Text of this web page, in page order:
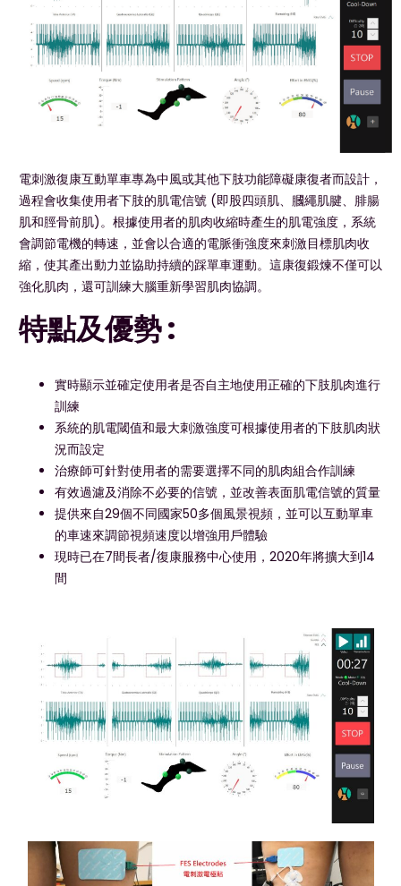
電刺激復康互動單車專為中風或其他下肢功能障礙康復者而設計，
過程會收集使用者下肢的肌電信號 (即股四頭肌、膕繩肌腱、腓腸
肌和脛骨前肌)。根據使用者的肌肉收縮時產生的肌電強度，系統
會調節電機的轉速，並會以合適的電脈衝強度來刺激目標肌肉收
縮，使其產出動力並協助持續的踩單車運動。這康復鍛煉不僅可以
強化肌肉，還可訓練大腦重新學習肌肉協調。
特點及優勢 :
實時顯示並確定使用者是否自主地使用正確的下肢肌肉進行
訓練
系統的肌電閾值和最大刺激強度可根據使用者的下肢肌肉狀
況而設定
治療師可針對使用者的需要選擇不同的肌肉組合作訓練
有效過濾及消除不必要的信號，並改善表面肌電信號的質量
提供來自29個不同國家50多個風景視頻，並可以互動單車
的車速來調節視頻速度以增強用戶體驗
現時已在7間長者/復康服務中心使用，2020年將擴大到14
間